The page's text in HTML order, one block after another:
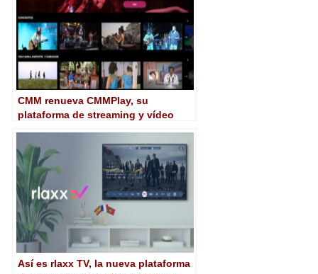
CMM renueva CMMPlay, su
plataforma de streaming y vídeo
Así es rlaxx TV, la nueva plataforma